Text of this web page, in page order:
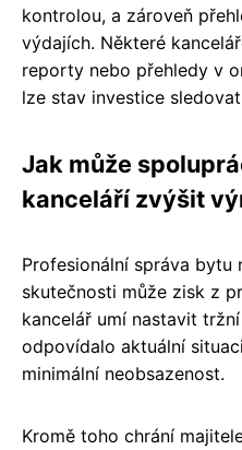
kontrolou, a zároveň
výdajích. Některé
reporty nebo přehledy v
lze stav investice
Jak může
kanceláří zvýšit
Profesionální správa bytu
skutečnosti může zisk z
kancelář umí nastavit
odpovídalo aktuální
minimální neobsazenost.
Kromě toho chrání